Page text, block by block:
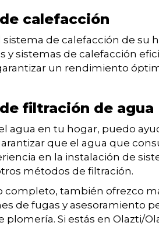
calefacción
de calefacción de su
y sistemas de calefacción
un rendimiento
filtración de agua
agua en tu hogar, puedo
que el agua que
en la instalación de
métodos de filtración.
completo, también ofrezco
de fugas y asesoramiento
Si estás en Olazti/